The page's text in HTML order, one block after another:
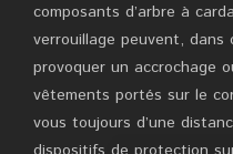
composants d’arbre à
verrouillage peuvent, dans
provoquer un accrochage
vêtements portés sur le
vous toujours d’une